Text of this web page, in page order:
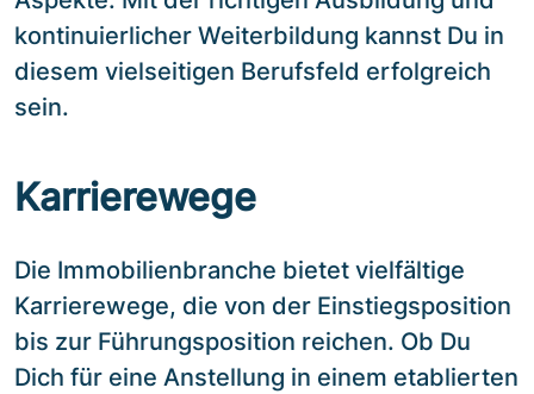
kontinuierlicher Weiterbildung kannst Du in
diesem vielseitigen Berufsfeld erfolgreich
sein.
Karrierewege
Die Immobilienbranche bietet vielfältige
Karrierewege, die von der Einstiegsposition
bis zur Führungsposition reichen. Ob Du
Dich für eine Anstellung in einem etablierten